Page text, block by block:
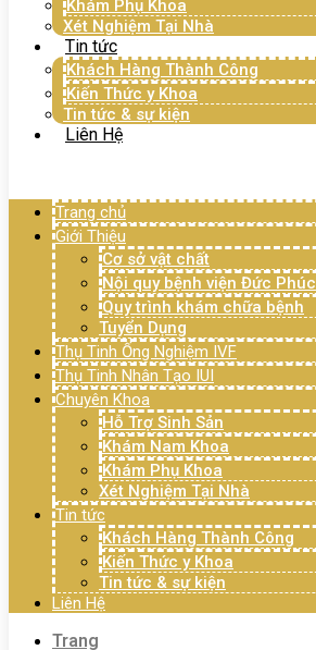
Khám Phụ Khoa
Xét Nghiệm Tại Nhà
Tin tức
Khách Hàng Thành Công
Kiến Thức y Khoa
Tin tức & sự kiện
Liên Hệ
Trang chủ
Giới Thiệu
Cơ sở vật chất
Nội quy bệnh viện Đức Phúc
Quy trình khám chữa bệnh
Tuyển Dụng
Thụ Tinh Ống Nghiệm IVF
Thụ Tinh Nhân Tạo IUI
Chuyên Khoa
Hỗ Trợ Sinh Sản
Khám Nam Khoa
Khám Phụ Khoa
Xét Nghiệm Tại Nhà
Tin tức
Khách Hàng Thành Công
Kiến Thức y Khoa
Tin tức & sự kiện
Liên Hệ
Trang